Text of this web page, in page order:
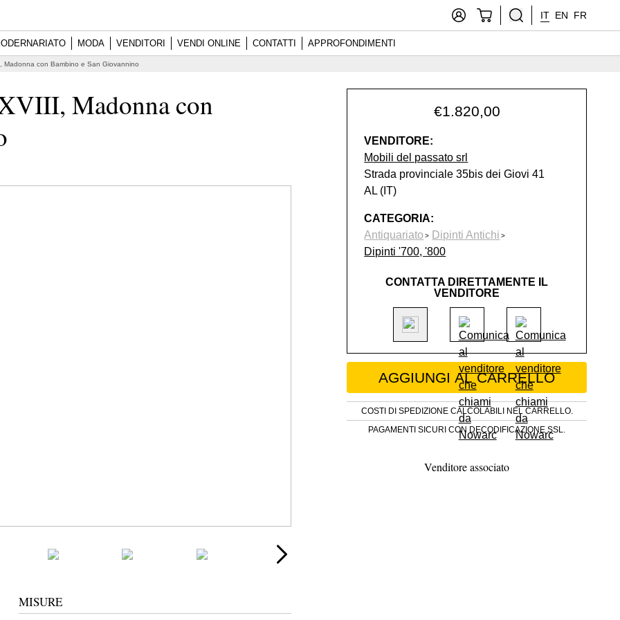
IT EN FR
MODA VENDITORI VENDI ONLINE CONTATTI APPROFONDIMENTI
Madonna con Bambino e San Giovannino
Madonna con
MISURE
€1.820,00
VENDITORE:
Mobili del passato srl
Strada provinciale 35bis dei Giovi 41
AL (IT)
CATEGORIA:
Antiquariato
Dipinti Antichi
Dipinti '700, '800
CONTATTA DIRETTAMENTE IL
VENDITORE
Dipinto olio su tela secolo XVIII,
AGGIUNGI AL CARRELLO
COSTI DI SPEDIZIONE CALCOLABILI NEL CARRELLO.
PAGAMENTI SICURI CON DECODIFICAZIONE SSL.
Venditore associato